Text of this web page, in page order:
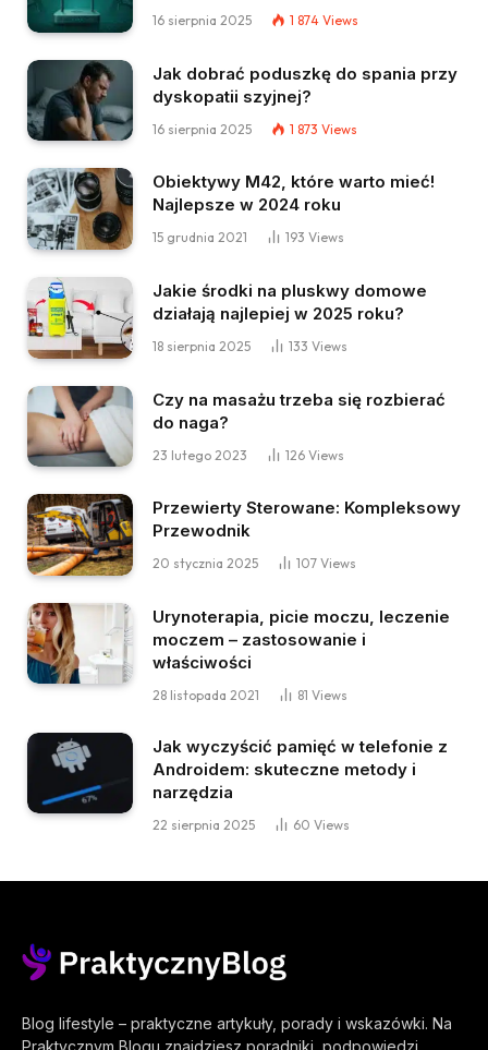
16 sierpnia 2025 1 874 Views
Jak dobrać poduszkę do spania przy
dyskopatii szyjnej?
16 sierpnia 2025 1 873 Views
Obiektywy M42, które warto mieć!
Najlepsze w 2024 roku
15 grudnia 2021 193 Views
Jakie środki na pluskwy domowe
działają najlepiej w 2025 roku?
18 sierpnia 2025 133 Views
Czy na masażu trzeba się rozbierać
do naga?
23 lutego 2023 126 Views
Przewierty Sterowane: Kompleksowy
Przewodnik
20 stycznia 2025 107 Views
Urynoterapia, picie moczu, leczenie
moczem – zastosowanie i
właściwości
28 listopada 2021 81 Views
Jak wyczyścić pamięć w telefonie z
Androidem: skuteczne metody i
narzędzia
22 sierpnia 2025 60 Views
Blog lifestyle – praktyczne artykuły, porady i wskazówki. Na